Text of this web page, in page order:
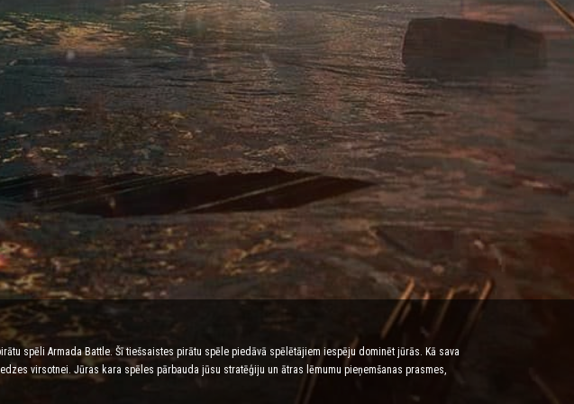
spēli Armada Battle. Šī tiešsaistes pirātu spēle piedāvā spēlētājiem iespēju dominēt jūrās. Kā sava
virsotnei. Jūras kara spēles pārbauda jūsu stratēģiju un ātras lēmumu pieņemšanas prasmes,